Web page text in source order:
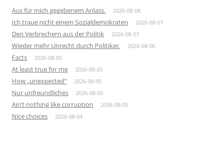
Aus für mich gegebenem Anlass. 2026-08-08
Ich traue nicht einem Sozialdemokraten 2026-08-07
Den Verbrechern aus der Politik 2026-08-07
Wieder mehr Unrecht durch Politiker. 2026-08-06
Facts 2026-08-05
At least true for me 2026-08-05
How „unexpected“ 2026-08-05
Nur unfreundliches 2026-08-05
Ain’t nothing like corruption 2026-08-05
Nice choices 2026-08-04